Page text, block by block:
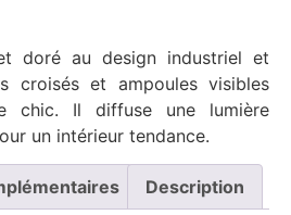
doré au design industriel et
croisés et ampoules visibles
chic. Il diffuse une lumière
un intérieur tendance.
Description